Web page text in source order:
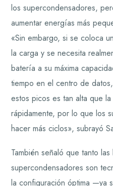
los supercondensadores,
aumentar energías más
«Sin embargo, si se coloca
la carga y se necesita
batería a su máxima
tiempo en el centro de
estos picos es tan alta que
rápidamente, por lo que los
hacer más ciclos», subrayó
También señaló que tanto
supercondensadores son
la configuración óptima —ya